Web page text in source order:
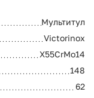
Мультитул
Victorinox
X55CrMo14
148
62